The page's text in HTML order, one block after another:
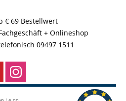
€ 69 Bestellwert
+ Onlineshop
09497 1511